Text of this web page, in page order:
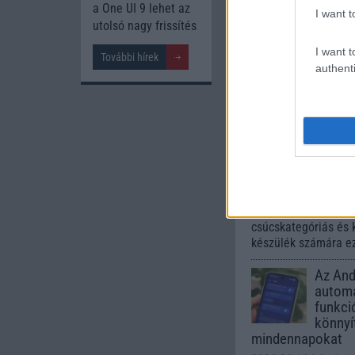
I want
I want
One
lista
A One UI 9
intelligencia-
csúcskategóriás és
készülék számára
Az
mindennapokat
a One UI 9 lehet az
utolsó nagy frissítés
További hírek